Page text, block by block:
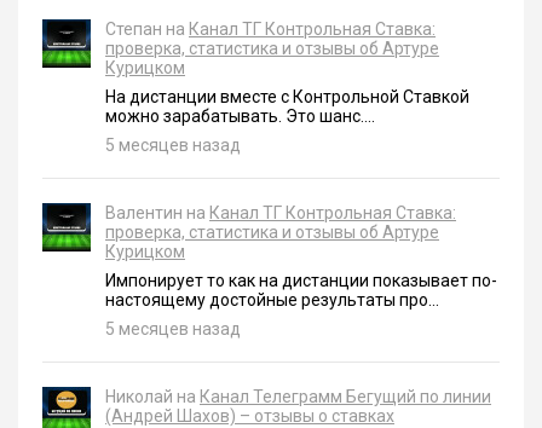
Степан на Канал ТГ Контрольная Ставка:
проверка, статистика и отзывы об Артуре
Курицком
На дистанции вместе с Контрольной Ставкой
можно зарабатывать. Это шанс....
5 месяцев назад
Валентин на Канал ТГ Контрольная Ставка:
проверка, статистика и отзывы об Артуре
Курицком
Импонирует то как на дистанции показывает по-
настоящему достойные результаты про...
5 месяцев назад
Николай на Канал Телеграмм Бегущий по линии
(Андрей Шахов) – отзывы о ставках